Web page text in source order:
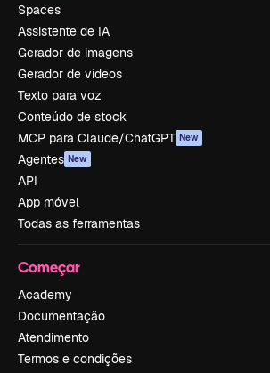
Spaces
Assistente de IA
Gerador de imagens
Gerador de vídeos
Texto para voz
Conteúdo de stock
MCP para Claude/ChatGPT New
Agentes New
API
App móvel
Todas as ferramentas
Começar
Academy
Documentação
Atendimento
Termos e condições